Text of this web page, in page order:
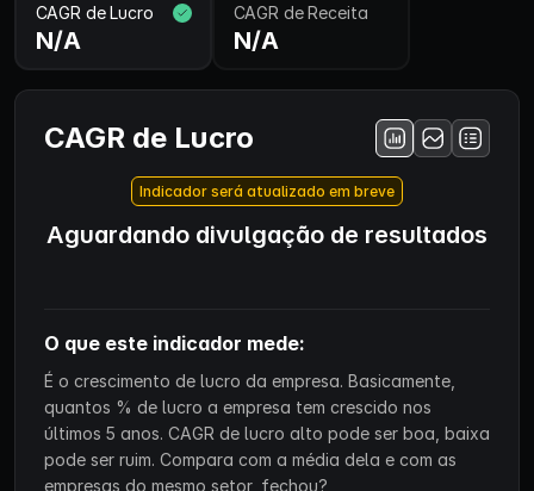
CAGR de Lucro
N/A
CAGR de Receita
N/A
CAGR de Lucro
Indicador será atualizado em breve
Aguardando divulgação de resultados
O que este indicador mede:
É o crescimento de lucro da empresa. Basicamente,
quantos % de lucro a empresa tem crescido nos
últimos 5 anos. CAGR de lucro alto pode ser boa, baixa
pode ser ruim. Compara com a média dela e com as
empresas do mesmo setor, fechou?